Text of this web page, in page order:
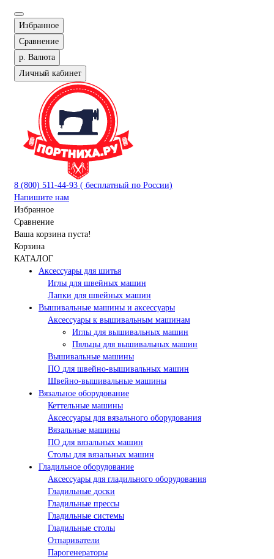
Избранное
Сравнение
р. Валюта
Личный кабинет
8 (800) 511-44-93 ( бесплатный по России)
Напишите нам
Избранное
Сравнение
Ваша корзина пуста!
Корзина
КАТАЛОГ
Аксессуары для шитья
Иглы для швейных машин
Лапки для швейных машин
Вышивальные машины и аксессуары
Аксессуары к вышивальным машинам
Иглы для вышивальных машин
Пяльцы для вышивальных машин
Вышивальные машины
ПО для швейно-вышивальных машин
Швейно-вышивальные машины
Вязальное оборудование
Кеттельные машины
Аксессуары для вязального оборудования
Вязальные машины
ПО для вязальных машин
Столы для вязальных машин
Гладильное оборудование
Аксессуары для гладильного оборудования
Гладильные доски
Гладильные прессы
Гладильные системы
Гладильные столы
Отпариватели
Парогенераторы